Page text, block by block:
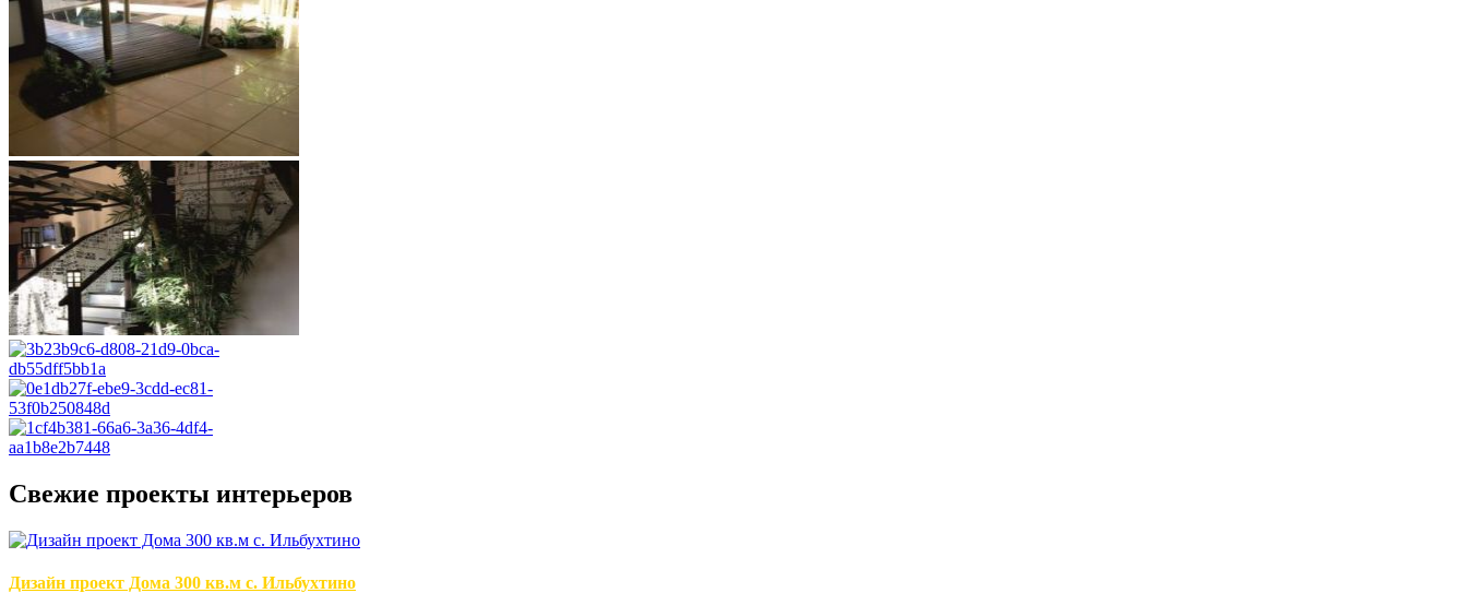
Свежие проекты интерьеров
Дизайн проект Дома 300 кв.м с. Ильбухтино